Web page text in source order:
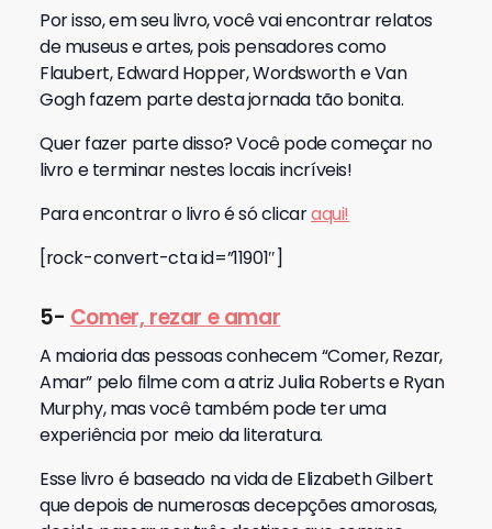
Por isso, em seu livro, você vai encontrar relatos
de museus e artes, pois pensadores como
Flaubert, Edward Hopper, Wordsworth e Van
Gogh fazem parte desta jornada tão bonita.
Quer fazer parte disso? Você pode começar no
livro e terminar nestes locais incríveis!
Para encontrar o livro é só clicaraqui!
[rock-convert-cta id=”11901″]
5- Comer, rezar e amar
A maioria das pessoas conhecem “Comer, Rezar,
Amar” pelo filme com a atriz Julia Roberts e Ryan
Murphy, mas você também pode ter uma
experiência por meio da literatura.
Esse livro é baseado na vida de Elizabeth Gilbert
que depois de numerosas decepções amorosas,